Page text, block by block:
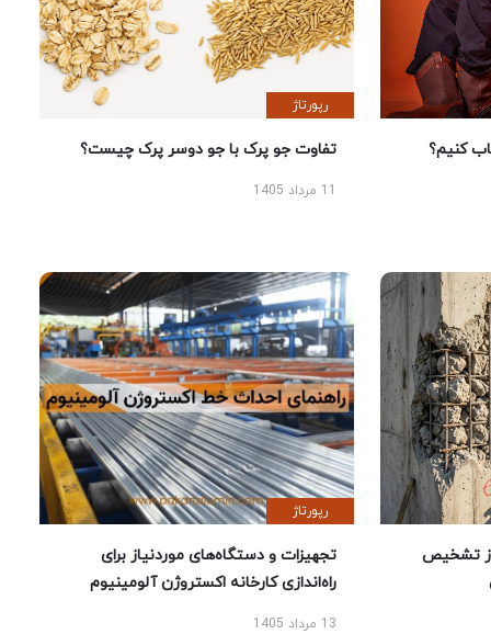
کنیم؟
رپورتاژ
تفاوت جو پرک با جو دوسر پرک چیست؟
تشخیص
رپورتاژ
تجهیزات و دستگاه‌های موردنیاز برای
راه‌اندازی کارخانه اکستروژن آلومینیوم
13 مرداد 1405